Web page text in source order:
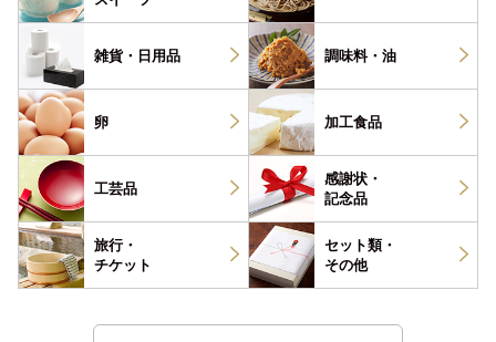
雑貨・ 日用品 調味料・ 油
卵 加工食品
工芸品
感謝状・
記念品
旅行・
チケット
セット類・
その他